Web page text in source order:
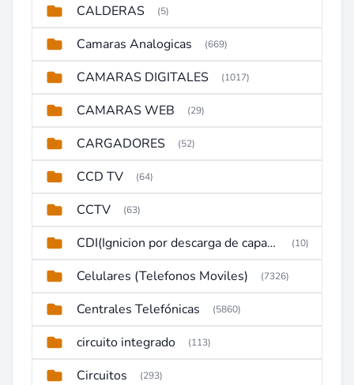
CALDERAS (5)
Camaras Analogicas (669)
CAMARAS DIGITALES (1017)
CAMARAS WEB (29)
CARGADORES (52)
CCD TV (64)
CCTV (63)
CDI(Ignicion por descarga de capacitor) (10)
Celulares (Telefonos Moviles) (7326)
Centrales Telefónicas (5860)
circuito integrado (113)
Circuitos (293)